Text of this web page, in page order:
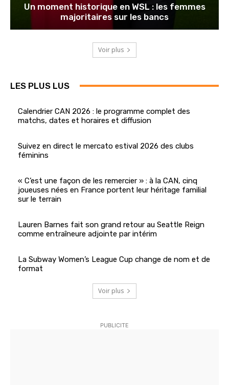
Un moment historique en WSL : les femmes
majoritaires sur les bancs
Voir plus
LES PLUS LUS
Calendrier CAN 2026 : le programme complet des
matchs, dates et horaires et diffusion
Suivez en direct le mercato estival 2026 des clubs
féminins
« C’est une façon de les remercier » : à la CAN, cinq
joueuses nées en France portent leur héritage familial
sur le terrain
Lauren Barnes fait son grand retour au Seattle Reign
comme entraîneure adjointe par intérim
La Subway Women’s League Cup change de nom et de
format
Voir plus